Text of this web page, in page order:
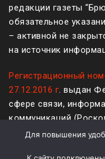
редакции газеты
обязательное
– активной не
на источник
Регистрационный
27.12.2016 г. выдан
сфере связи,
коммуникаций
Для повышения